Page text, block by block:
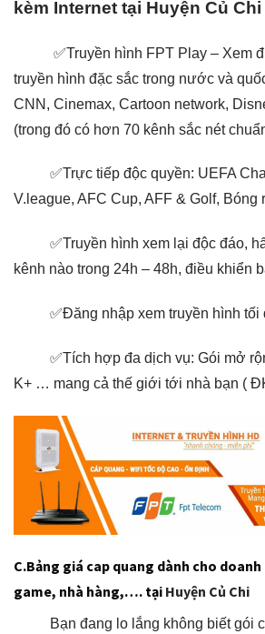
kèm Internet tại Huyện Củ Chi
✅Truyền hình FPT Play – Xem
truyền hình đặc sắc trong nước và
CNN, Cinemax, Cartoon network,
(trong đó có hơn 70 kênh sắc nét
✅Trực tiếp độc quyền: UEFA
V.league, AFC Cup, AFF & Golf, Bóng
✅Truyền hình xem lại độc đáo,
kênh nào trong 24h – 48h, điều khiển
✅Đăng nhập xem truyền hình tối
✅Tích hợp đa dịch vụ: Gói mở
K+ … mang cả thế giới tới nhà bạn (
C.Bảng giá cap quang dành cho
game, nhà hàng,…. tại Huyện Củ Chi
Bạn đang lo lắng không biết gói